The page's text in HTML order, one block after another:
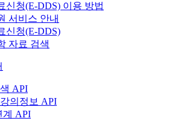
신청(E-DDS) 이용 방법
서비스 안내
신청(E-DDS)
자료 검색
API
의정보 API
계 API